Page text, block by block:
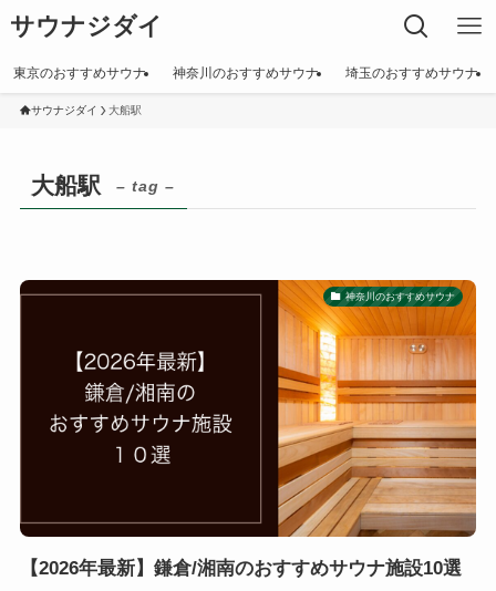
サウナジダイ
東京のおすすめサウナ 神奈川のおすすめサウナ 埼玉のおすすめサウナ
サウナジダイ 大船駅
大船駅 – tag –
神奈川のおすすめサウナ
【2026年最新】鎌倉/湘南のおすすめサウナ施設10選